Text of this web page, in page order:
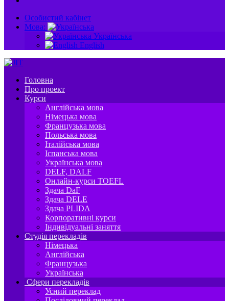
Особистий кабінет
Мова:
Українська
English
Головна
Про проект
Курси
Англійська мова
Німецька мова
Французька мова
Польська мова
Італійська мова
Іспанська мова
Українська мова
DELF, DALF
Онлайн-курси TOEFL
Здача DaF
Здача DELE
Здача PLIDA
Корпоративні курси
Індивідуальні заняття
Студія перекладів
Німецька
Англійська
Французька
Українська
Сфери перекладів
Усний переклад